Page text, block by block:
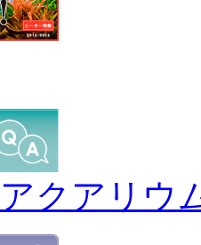
クアリウ